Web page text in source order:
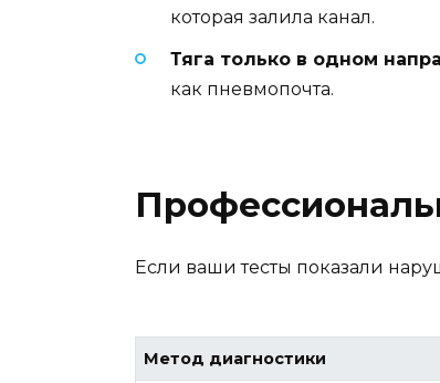
которая залила канал.
Тяга только в одном
как пневмопочта.
Если ваши тесты показали
Метод диагностики